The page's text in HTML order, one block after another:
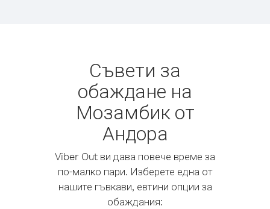
Съвети за
обаждане на
Мозамбик от
Андора
Viber Out ви дава повече време за
по-малко пари. Изберете една от
нашите гъвкави, евтини опции за
обаждания: